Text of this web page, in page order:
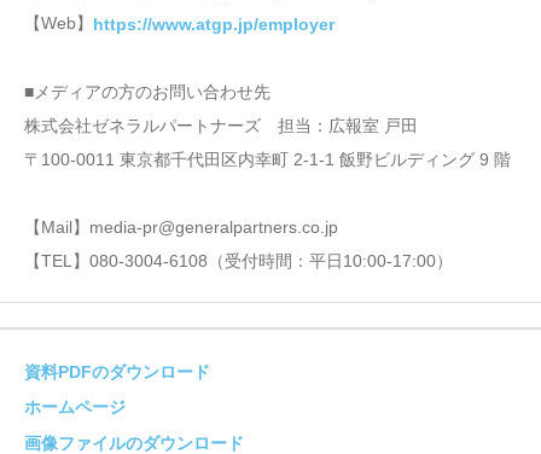
【Web】 https://www.atgp.jp/employer
■メディアの方のお問い合わせ先
株式会社ゼネラルパートナーズ 担当：広報室 戸田
〒100-0011 東京都千代田区内幸町 2-1-1 飯野ビルディング 9 階
【Mail】media-pr@generalpartners.co.jp
【TEL】080-3004-6108（受付時間：平日10:00-17:00）
資料PDFのダウンロード
ホームページ
画像ファイルのダウンロード